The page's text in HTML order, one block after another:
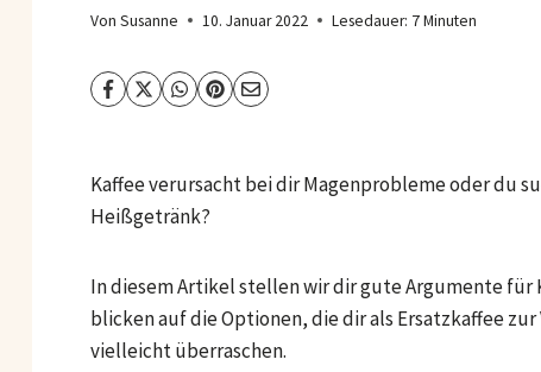
Von Susanne 10. Januar 2022 Lesedauer: 7Minuten
Kaffee verursacht bei dir Magenprobleme oder du
Heißgetränk?
In diesem Artikel stellen wir dir gute Argumente für
blicken auf die Optionen, die dir als Ersatzkaffee
vielleicht überraschen.